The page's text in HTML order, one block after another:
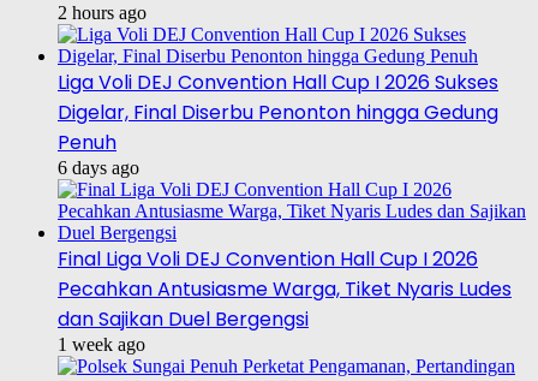
2 hours ago
Liga Voli DEJ Convention Hall Cup I 2026 Sukses
Digelar, Final Diserbu Penonton hingga Gedung
Penuh
6 days ago
Final Liga Voli DEJ Convention Hall Cup I 2026
Pecahkan Antusiasme Warga, Tiket Nyaris Ludes
dan Sajikan Duel Bergengsi
1 week ago